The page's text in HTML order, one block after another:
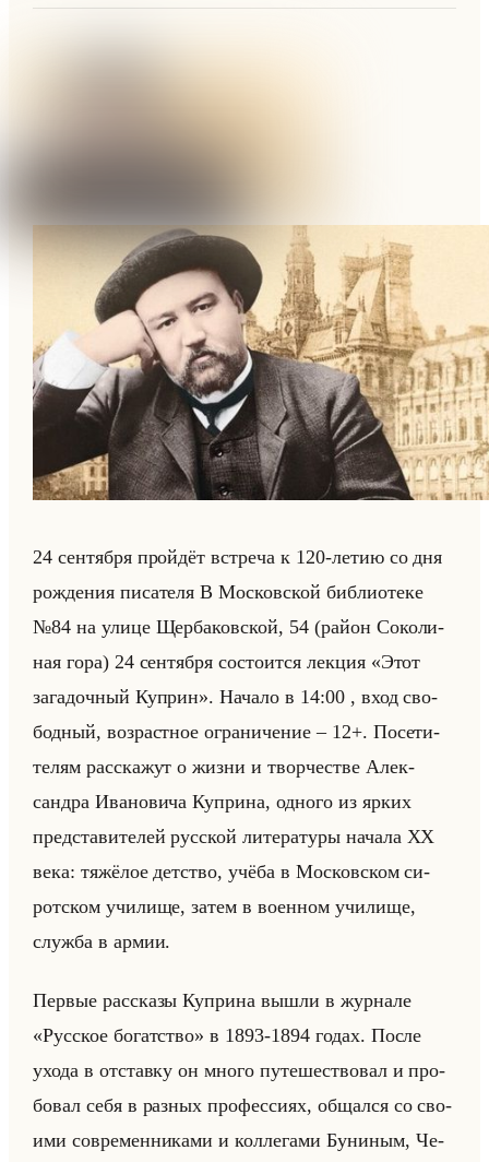
24 сен­тяб­ря пройдёт встре­ча к 120-летию со дня
рож­де­ния пи­са­те­ля В Мос­ков­ской биб­лио­те­ке
№84 на улице Щер­ба­ков­ской, 54 (район Со­ко­ли­
ная гора) 24 сен­тяб­ря со­сто­ит­ся лек­ция «Этот
загадочный Куприн». На­ча­ло в 14:00 , вход сво­
бод­ный, воз­раст­ное огра­ни­че­ние – 12+. По­се­ти­
те­лям рас­ска­жут о жизни и твор­че­стве Алек­
сандра Ива­но­ви­ча Куп­ри­на, од­но­го из ярких
пред­ста­ви­те­лей рус­ской ли­те­ра­ту­ры на­ча­ла XX
века: тя­жё­лое дет­ство, учёба в Мос­ков­ском си­
рот­ском учи­ли­ще, затем в во­ен­ном учи­ли­ще,
служ­ба в армии.
Пер­вые рас­ска­зы Куп­ри­на вышли в жур­на­ле
«Русское богатство» в 1893-1894 годах. После
ухода в от­став­ку он много пу­те­ше­ство­вал и про­
бо­вал себя в раз­ных про­фес­си­ях, об­щал­ся со сво­
ими со­вре­мен­ни­ка­ми и кол­ле­га­ми Бу­ни­ным, Че­